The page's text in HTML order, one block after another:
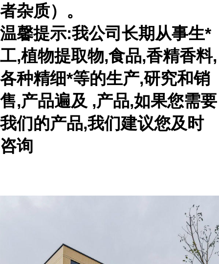
者杂质）。
温馨提示:我公司长期从事生*
工,植物提取物,食品,香精香料,
各种精细*等的生产,研究和销
售,产品遍及 ,产品,如果您需要
我们的产品,我们建议您及时
咨询